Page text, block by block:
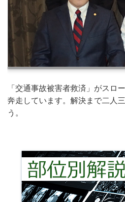
「交通事故被害者救済」がス
奔走しています。解決まで二人
う。